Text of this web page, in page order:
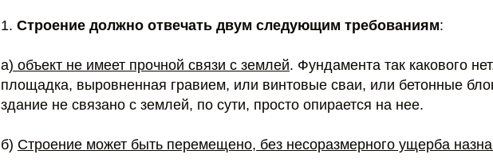
1. Строение должно отвечать двум следующим требованиям:
а) объект не имеет прочной связи с землей. Фундамента так какового
площадка, выровненная гравием, или винтовые сваи, или бетонные
здание не связано с землей, по сути, просто опирается на нее.
б) Строение может быть перемещено, без несоразмерного ущерба